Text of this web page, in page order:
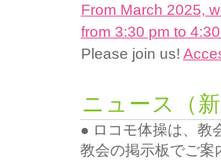
From March 2025,
from 3:30 pm to
Please join us!
ニュース（
● ロコモ体操は、教
教会の掲示板でご案